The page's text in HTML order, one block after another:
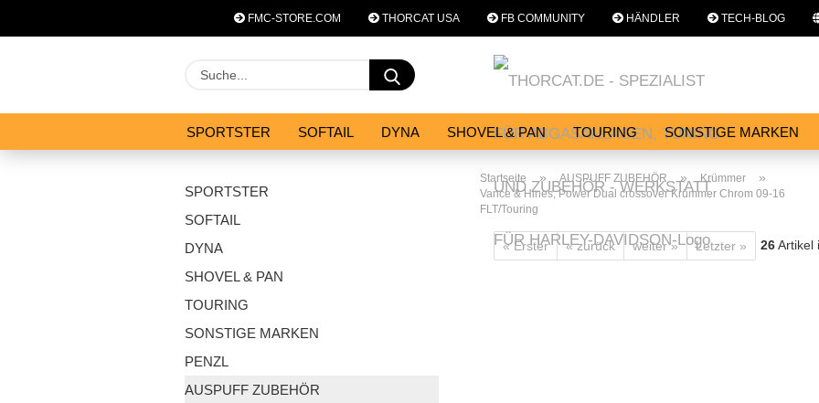
FMC-STORE.COM THORCAT USA FB COMMUNITY HÄNDLER TECH-BLOG
Suche...
SPORTSTER SOFTAIL DYNA SHOVEL & PAN TOURING SONSTIGE MARKEN
Startseite » AUSPUFF ZUBEHÖR » Krümmer »
Vance & Hines, Power Dual crossover Krümmer Chrom 09-16
FLT/Touring
« Erster « zurück weiter » Letzter » 26Artikel
SPORTSTER
SOFTAIL
DYNA
SHOVEL & PAN
TOURING
SONSTIGE MARKEN
PENZL
AUSPUFF ZUBEHÖR